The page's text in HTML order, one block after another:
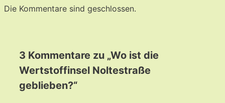
Die Kommentare sind geschlossen.
3 Kommentare zu „Wo ist die
Wertstoffinsel Noltestraße
geblieben?“